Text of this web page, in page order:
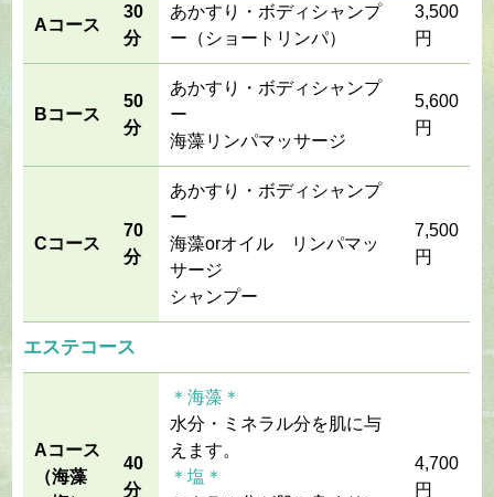
Aコース
30
分
あかすり・ボディシャンプ
ー（ショートリンパ）
3,500
円
Bコース
50
分
あかすり・ボディシャンプ
ー
海藻リンパマッサージ
5,600
円
Cコース
70
分
あかすり・ボディシャンプ
ー
海藻orオイル リンパマッ
サージ
シャンプー
7,500
円
エステコース
Aコース
（海藻
40
分
＊海藻＊
水分・ミネラル分を肌に与
えます。
＊塩＊
4,700
円